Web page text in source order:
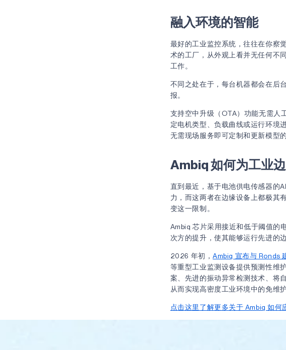
融入环境的智能
最好的工业监控系统，往往在你察
术的工厂，从外观上看并无任何不
工作。
不同之处在于，每台机器都会在后
报。
支持空中升级（OTA）功能无需人
定电机类型、负载曲线或运行环境
无需现场服务即可定制和更新模型
Ambiq 如何为工业
直到最近，基于电池供电传感器的
力，而这两者在边缘设备上都极其
变这一限制。
Ambiq 芯片采用接近和低于阈值的
次方的提升，使其能够运行先进的
2026 年初，Ambiq 宣布与 Ronds
等重型工业监测设备提供预测性维
案、先进的振动异常检测技术、将
从而实现高密度工业环境中的免维护
点击这里了解更多关于 Ambiq 如何